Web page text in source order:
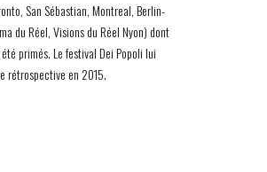
San Sébastian, Montreal, Berlin-
du Réel, Visions du Réel Nyon) dont
primés. Le festival Dei Popoli lui
rétrospective en 2015.